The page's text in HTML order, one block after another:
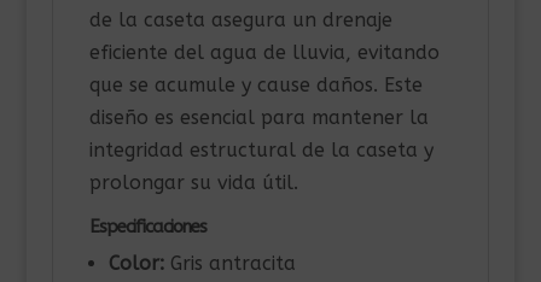
de la caseta asegura un drenaje
eficiente del agua de lluvia, evitando
que se acumule y cause daños. Este
diseño es esencial para mantener la
integridad estructural de la caseta y
prolongar su vida útil.
Especificaciones
Color:Gris antracita